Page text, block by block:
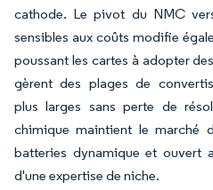
cathode. Le pivot du NMC
sensibles aux coûts modifie
poussant les cartes à adopter
gèrent des plages de
plus larges sans perte de
chimique maintient le marché
batteries dynamique et ouvert
d'une expertise de niche.